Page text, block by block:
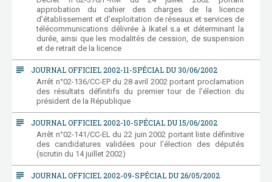
approbation du cahier des charges de la licence
d’établissement et d’exploitation de réseaux et services de
télécommunications délivrée à Ikatel s.a et déterminant la
durée, ainsi que les modalités de cession, de suspension
et de retrait de la licence
subject JOURNAL OFFICIEL 2002-11-SPÉCIAL DU 30/06/2002
Arrêt n°02-136/CC-EP du 28 avril 2002 portant proclamation
des résultats définitifs du premier tour de l’élection du
président de la République
subject JOURNAL OFFICIEL 2002-10-SPÉCIAL DU 15/06/2002
Arrêt n°02-141/CC-EL du 22 juin 2002 portant liste définitive
des candidatures validées pour l’élection des députés
(scrutin du 14 juillet 2002)
subject JOURNAL OFFICIEL 2002-09-SPÉCIAL DU 26/05/2002